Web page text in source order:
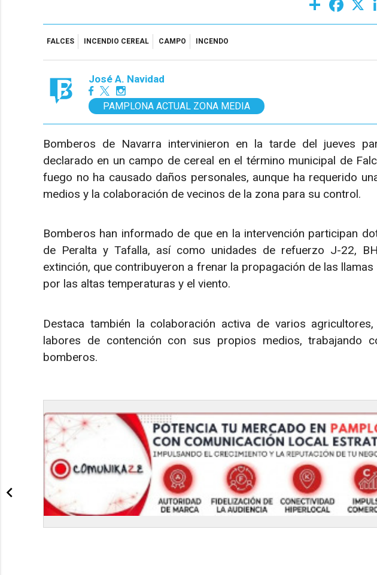
FALCES INCENDIO CEREAL CAMPO INCENDO
José A. Navidad
PAMPLONA ACTUAL ZONA MEDIA
Bomberos de Navarra intervinieron en la tarde del jueves
declarado en un campo de cereal en el término municipal de
fuego no ha causado daños personales, aunque ha requerido
medios y la colaboración de vecinos de la zona para su control.
Bomberos han informado de que en la intervención participan
de Peralta y Tafalla, así como unidades de refuerzo J-22,
extinción, que contribuyeron a frenar la propagación de las
por las altas temperaturas y el viento.
Destaca también la colaboración activa de varios
labores de contención con sus propios medios, trabajando
bomberos.